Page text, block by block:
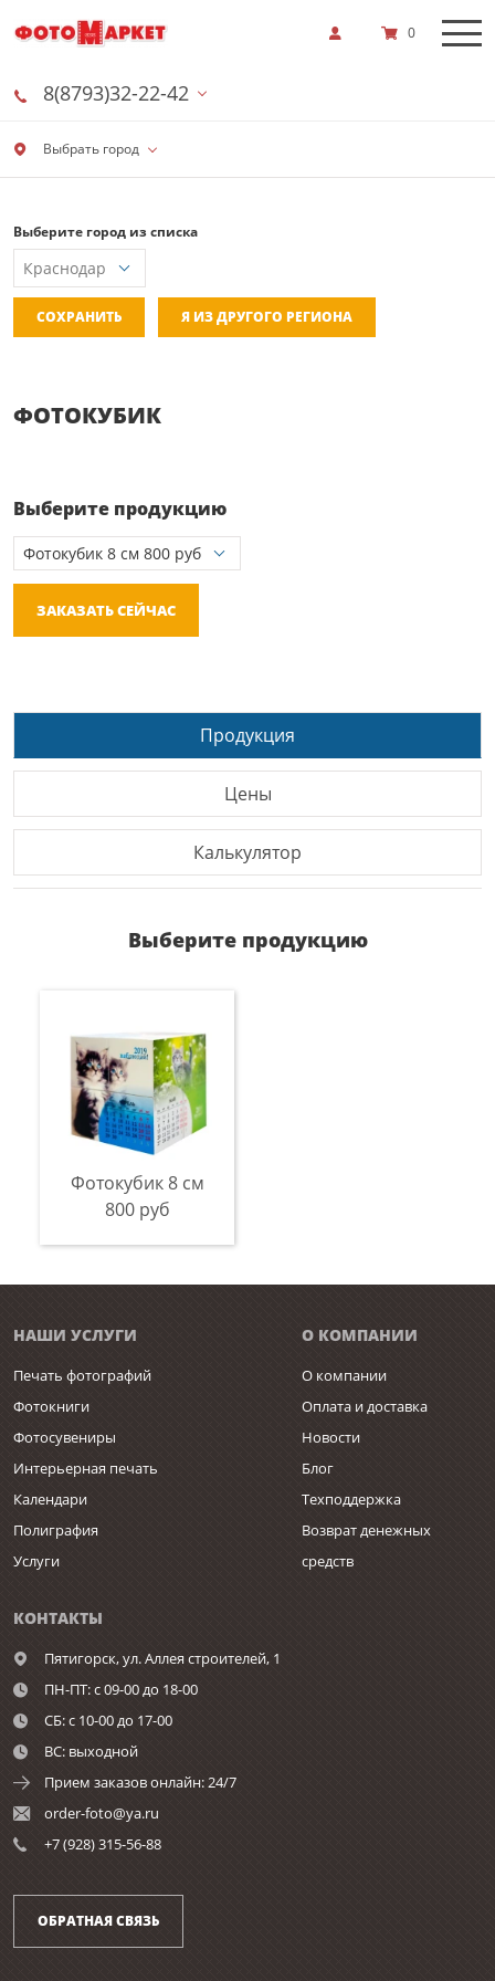
Выбрать город
8(8793)32-22-42
0
Выберите город из списка
СОХРАНИТЬ Я ИЗ ДРУГОГО РЕГИОНА
ФОТОКУБИК
Выберите продукцию
ЗАКАЗАТЬ СЕЙЧАС
Продукция
Цены
Калькулятор
Выберите продукцию
Фотокубик 8 см
800 руб
НАШИ УСЛУГИ
Печать фотографий
Фотокниги
Фотосувениры
Интерьерная печать
Календари
Полиграфия
Услуги
О КОМПАНИИ
О компании
Оплата и доставка
Новости
Блог
Техподдержка
Возврат денежных
средств
КОНТАКТЫ
Пятигорск,ул. Аллея строителей, 1
ПН-ПТ: с 09-00 до 18-00
СБ: с 10-00 до 17-00
ВС: выходной
Прием заказов онлайн: 24/7
order-foto@ya.ru
+7 (928) 315-56-88
ОБРАТНАЯ СВЯЗЬ